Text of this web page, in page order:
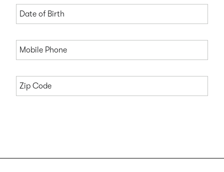
Date of Birth
Mobile Phone
Zip Code